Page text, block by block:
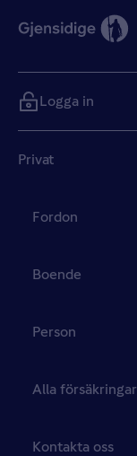
Privat
Fordon
Boende
Person
Alla försäkringar
Kontakta oss
Logga in